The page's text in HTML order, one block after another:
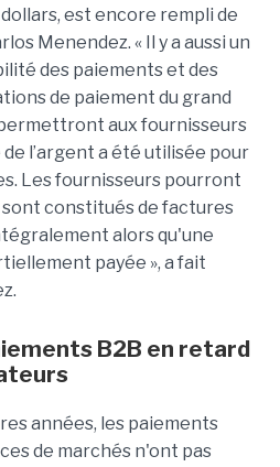
est encore rempli de
Menendez. « Il y a aussi un
des paiements et des
de paiement du grand
aux fournisseurs
l’argent a été utilisée pour
Les fournisseurs pourront
constitués de factures
alors qu'une
payée », a fait
B2B en retard
années, les paiements
de marchés n'ont pas